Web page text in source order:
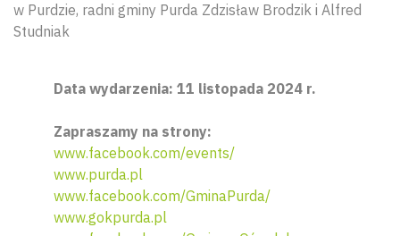
w Purdzie, radni gminy Purda Zdzisław Brodzik i Alfred
Studniak
Data wydarzenia: 11 listopada 2024 r.
Zapraszamy na strony:
www.facebook.com/events/
www.purda.pl
www.facebook.com/GminaPurda/
www.gokpurda.pl